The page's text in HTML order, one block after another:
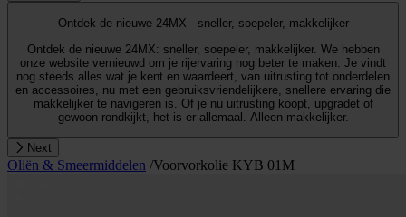
Ontdek de nieuwe 24MX - sneller, soepeler, makkelijker
Ontdek de nieuwe 24MX: sneller, soepeler, makkelijker. We hebben
onze website vernieuwd om je rijervaring nog beter te maken. Je vindt
nog steeds alles wat je kent en waardeert, van uitrusting tot onderdelen
en accessoires, nu met een gebruiksvriendelijkere, snellere ervaring die
makkelijker te navigeren is. Of je nu uitrusting koopt, upgradet of
gewoon rondkijkt, het is er allemaal. Alleen makkelijker.
Next
Oliën & Smeermiddelen /Voorvorkolie KYB 01M